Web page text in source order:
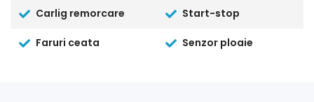
Carlig remorcare Start-stop
Faruri ceata Senzor ploaie